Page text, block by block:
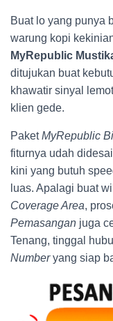
Buat lo yang punya
warung kopi
MyRepublic
ditujukan buat
khawatir sinyal
klien gede.
PaketMyRepublic
fiturnya udah
kini yang butuh
luas. Apalagi buat
Coverage Area,
Pemasangan juga
Tenang, tinggal
Numberyang siap